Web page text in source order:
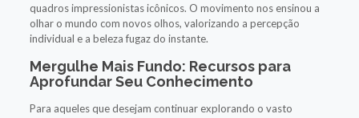
quadros impressionistas icônicos. O movimento nos ensinou a
olhar o mundo com novos olhos, valorizando a percepção
individual e a beleza fugaz do instante.
Mergulhe Mais Fundo: Recursos para
Aprofundar Seu Conhecimento
Para aqueles que desejam continuar explorando o vasto